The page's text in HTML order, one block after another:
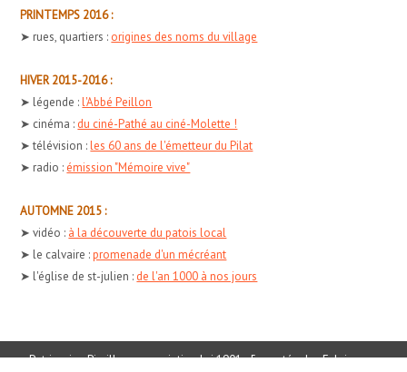
PRINTEMPS 2016 :
➤ rues, quartiers : origines des noms du village
HIVER 2015-2016 :
➤ légende :l'Abbé Peillon
➤ cinéma : du ciné-Pathé au ciné-Molette !
➤ télévision :les 60 ans de l'émetteur du Pilat
➤ radio : émission "Mémoire vive"
AUTOMNE 2015 :
➤ vidéo : à la découverte du patois local
➤ le calvaire :promenade d'un mécréant
➤ l'église de st-julien : de l'an 1000 à nos jours
Patrimoine Piraillon - association loi 1901 - 5 montée des Fabriques -